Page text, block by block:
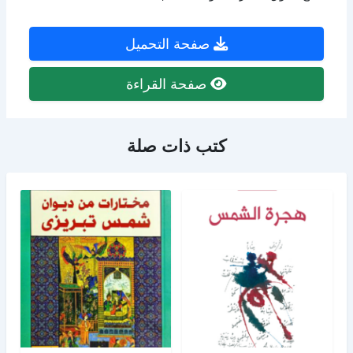
صفحة التحميل
صفحة القراءة
كتب ذات صلة